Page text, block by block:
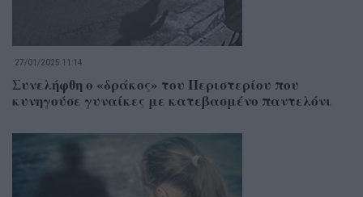
27/01/2025 11:14
Συνελήφθη ο «δράκος» του Περιστερίου που
κυνηγούσε γυναίκες με κατεβασμένο παντελόνι